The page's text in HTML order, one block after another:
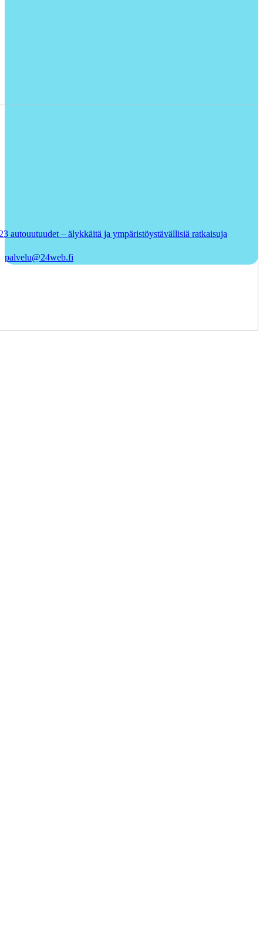
autouutuudet – älykkäitä ja ympäristöystävällisiä ratkaisuja
palvelu@24web.fi